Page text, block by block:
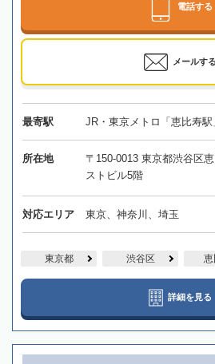
電話する
メールする
最寄駅 JR・東京メトロ「恵比寿駅
所在地
〒150-0013 東京都渋谷区
ストビル5階
対応エリア 東京、神奈川、埼玉
東京都 渋谷区 恵
詳細を見る